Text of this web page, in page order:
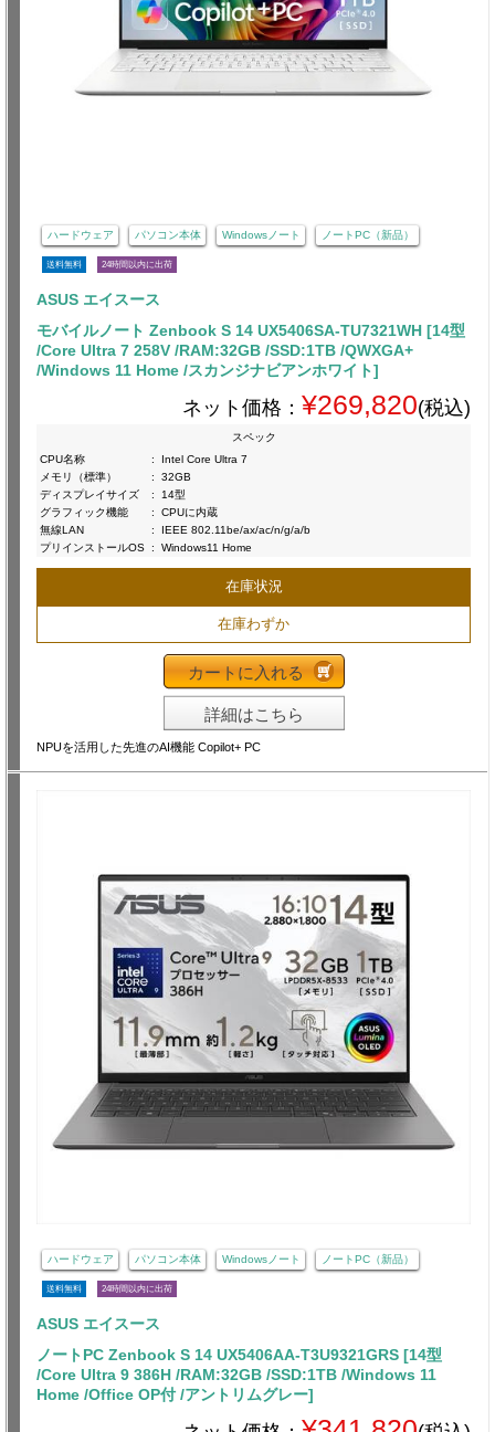
ハードウェア パソコン本体 Windowsノート ノートPC（新品）
送料無料 24時間以内に出荷
ASUS エイスース
モバイルノート Zenbook S 14 UX5406SA-TU7321WH [14型
/Core Ultra 7 258V /RAM:32GB /SSD:1TB /QWXGA+
/Windows 11 Home /スカンジナビアンホワイト]
ネット価格： ¥269,820(税込)
スペック
CPU名称
:
Intel Core Ultra 7
メモリ（標準）
:
32GB
ディスプレイサイズ
:
14型
グラフィック機能
:
CPUに内蔵
無線LAN
:
IEEE 802.11be/ax/ac/n/g/a/b
プリインストールOS : Windows11 Home
在庫状況
在庫わずか
カートに入れる
詳細はこちら
NPUを活用した先進のAI機能 Copilot+ PC
ハードウェア パソコン本体 Windowsノート ノートPC（新品）
送料無料 24時間以内に出荷
ASUS エイスース
ノートPC Zenbook S 14 UX5406AA-T3U9321GRS [14型
/Core Ultra 9 386H /RAM:32GB /SSD:1TB /Windows 11
Home /Office OP付 /アントリムグレー]